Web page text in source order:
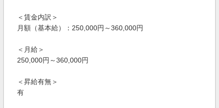
＜賃金内訳＞
月額（基本給）：250,000円～360,000円
＜月給＞
250,000円～360,000円
＜昇給有無＞
有